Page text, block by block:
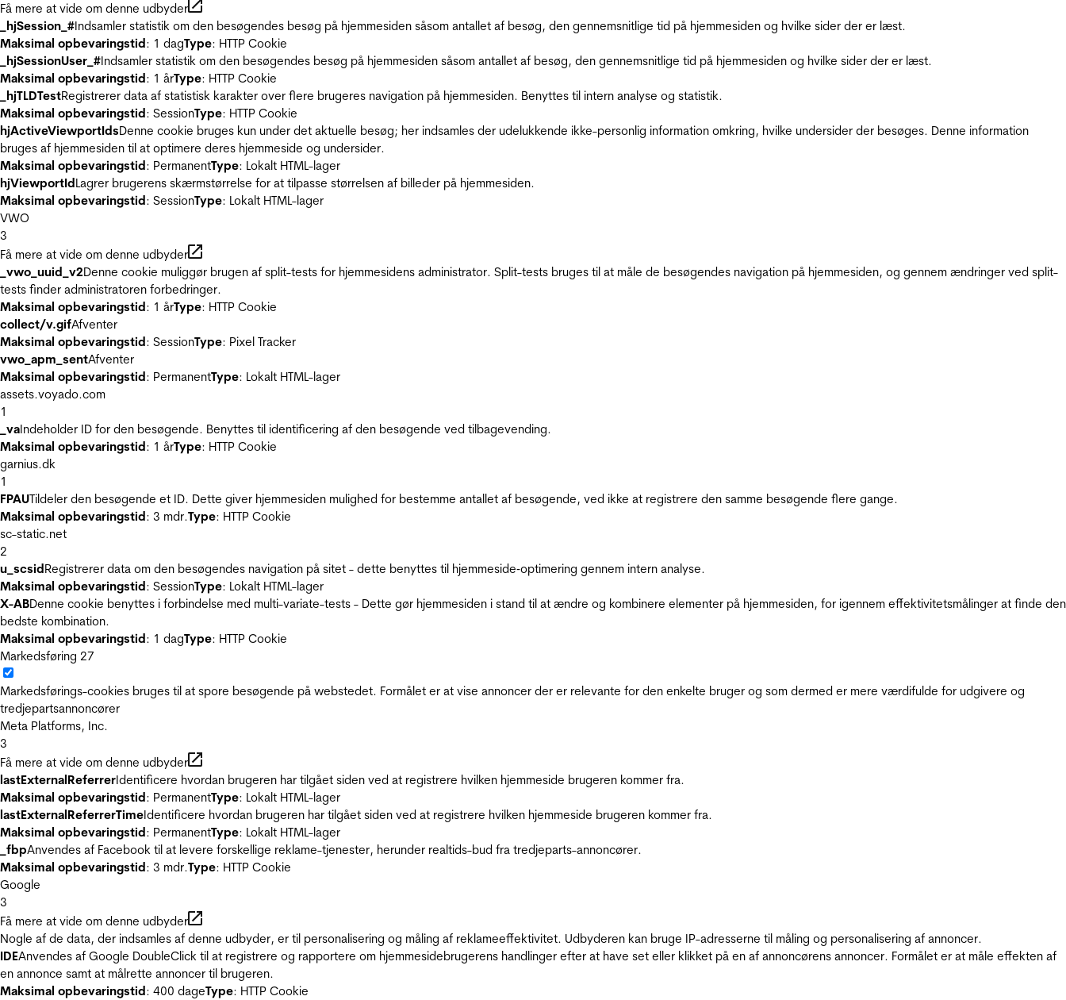
Få mere at vide om denne udbyder
_hjSession_#Indsamler statistik om den besøgendes besøg på hjemmesiden såsom antallet af besøg, den gennemsnitlige tid på hjemmesiden og hvilke sider der er læst.
Maksimal opbevaringstid: 1 dagType: HTTP Cookie
_hjSessionUser_#Indsamler statistik om den besøgendes besøg på hjemmesiden såsom antallet af besøg, den gennemsnitlige tid på hjemmesiden og hvilke sider der er læst.
Maksimal opbevaringstid: 1 årType: HTTP Cookie
_hjTLDTestRegistrerer data af statistisk karakter over flere brugeres navigation på hjemmesiden. Benyttes til intern analyse og statistik.
Maksimal opbevaringstid: SessionType: HTTP Cookie
hjActiveViewportIdsDenne cookie bruges kun under det aktuelle besøg; her indsamles der udelukkende ikke-personlig information omkring, hvilke undersider der besøges. Denne information
bruges af hjemmesiden til at optimere deres hjemmeside og undersider.
Maksimal opbevaringstid: PermanentType: Lokalt HTML-lager
hjViewportIdLagrer brugerens skærmstørrelse for at tilpasse størrelsen af billeder på hjemmesiden.
Maksimal opbevaringstid: SessionType: Lokalt HTML-lager
VWO
3
Få mere at vide om denne udbyder
_vwo_uuid_v2Denne cookie muliggør brugen af split-tests for hjemmesidens administrator. Split-tests bruges til at måle de besøgendes navigation på hjemmesiden, og gennem ændringer ved split-
tests finder administratoren forbedringer.
Maksimal opbevaringstid: 1 årType: HTTP Cookie
collect/v.gifAfventer
Maksimal opbevaringstid: SessionType: Pixel Tracker
vwo_apm_sentAfventer
Maksimal opbevaringstid: PermanentType: Lokalt HTML-lager
assets.voyado.com
1
_vaIndeholder ID for den besøgende. Benyttes til identificering af den besøgende ved tilbagevending.
Maksimal opbevaringstid: 1 årType: HTTP Cookie
garnius.dk
1
FPAUTildeler den besøgende et ID. Dette giver hjemmesiden mulighed for bestemme antallet af besøgende, ved ikke at registrere den samme besøgende flere gange.
Maksimal opbevaringstid: 3 mdr.Type: HTTP Cookie
sc-static.net
2
u_scsidRegistrerer data om den besøgendes navigation på sitet - dette benyttes til hjemmeside‐optimering gennem intern analyse.
Maksimal opbevaringstid: SessionType: Lokalt HTML-lager
X-ABDenne cookie benyttes i forbindelse med multi-variate-tests - Dette gør hjemmesiden i stand til at ændre og kombinere elementer på hjemmesiden, for igennem effektivitetsmålinger at finde den
bedste kombination.
Maksimal opbevaringstid: 1 dagType: HTTP Cookie
Markedsføring 27
Markedsførings-cookies bruges til at spore besøgende på webstedet. Formålet er at vise annoncer der er relevante for den enkelte bruger og som dermed er mere værdifulde for udgivere og
tredjepartsannoncører
Meta Platforms, Inc.
3
Få mere at vide om denne udbyder
lastExternalReferrerIdentificere hvordan brugeren har tilgået siden ved at registrere hvilken hjemmeside brugeren kommer fra.
Maksimal opbevaringstid: PermanentType: Lokalt HTML-lager
lastExternalReferrerTimeIdentificere hvordan brugeren har tilgået siden ved at registrere hvilken hjemmeside brugeren kommer fra.
Maksimal opbevaringstid: PermanentType: Lokalt HTML-lager
_fbpAnvendes af Facebook til at levere forskellige reklame-tjenester, herunder realtids-bud fra tredjeparts-annoncører.
Maksimal opbevaringstid: 3 mdr.Type: HTTP Cookie
Google
3
Få mere at vide om denne udbyder
Nogle af de data, der indsamles af denne udbyder, er til personalisering og måling af reklameeffektivitet. Udbyderen kan bruge IP-adresserne til måling og personalisering af annoncer.
IDEAnvendes af Google DoubleClick til at registrere og rapportere om hjemmesidebrugerens handlinger efter at have set eller klikket på en af annoncørens annoncer. Formålet er at måle effekten af
en annonce samt at målrette annoncer til brugeren.
Maksimal opbevaringstid: 400 dageType: HTTP Cookie